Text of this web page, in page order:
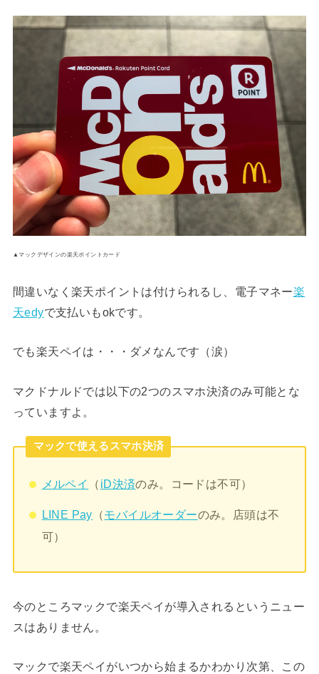
▲マックデザインの楽天ポイントカード
間違いなく楽天ポイントは付けられるし、電子マネー楽
天edyで支払いもokです。
でも楽天ペイは・・・ダメなんです（涙）
マクドナルドでは以下の2つのスマホ決済のみ可能とな
っていますよ。
マックで使えるスマホ決済
メルペイ （ iD決済のみ。コードは不可）
LINE Pay （モバイルオーダーのみ。店頭は不
可）
今のところマックで楽天ペイが導入されるというニュー
スはありません。
マックで楽天ペイがいつから始まるかわかり次第、この